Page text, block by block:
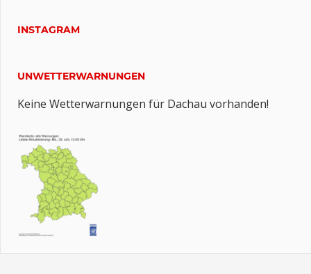
INSTAGRAM
UNWETTERWARNUNGEN
Keine Wetterwarnungen für Dachau vorhanden!